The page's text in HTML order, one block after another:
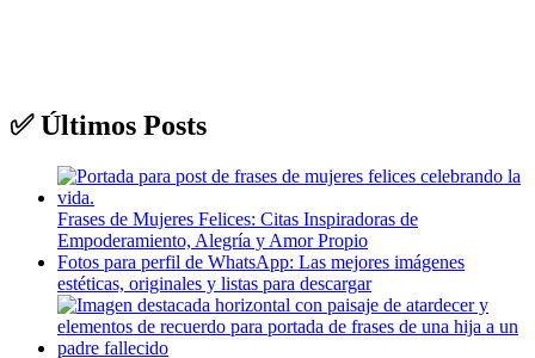
✅​ Últimos Posts
Frases de Mujeres Felices: Citas Inspiradoras de
Empoderamiento, Alegría y Amor Propio
Fotos para perfil de WhatsApp: Las mejores imágenes
estéticas, originales y listas para descargar